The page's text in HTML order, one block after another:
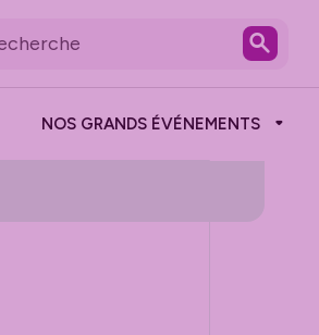
NOS GRANDS ÉVÉNEMENTS